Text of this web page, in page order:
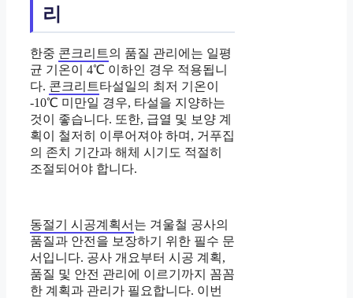
리
한중 콘크리트의 품질 관리에는 일평
균 기온이 4℃ 이하인 경우 적용됩니
다. 콘크리트타설일의 최저 기온이
-10℃ 미만일 경우, 타설을 지양하는
것이 좋습니다. 또한, 급열 및 보양 계
획이 철저히 이루어져야 하며, 거푸집
의 존치 기간과 해체 시기도 적절히
조절되어야 합니다.
동절기 시공계획서 는 겨울철 공사의
품질과 안전을 보장하기 위한 필수 문
서입니다. 공사 개요부터 시공 계획,
품질 및 안전 관리에 이르기까지 꼼꼼
한 계획과 관리가 필요합니다. 이번